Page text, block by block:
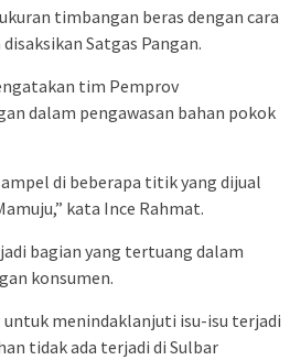
timbangan beras dengan cara
Satgas Pangan.
tim Pemprov
dalam pengawasan bahan pokok
di beberapa titik yang dijual
kata Ince Rahmat.
bagian yang tertuang dalam
konsumen.
untuk menindaklanjuti isu-isu terjadi
tidak ada terjadi di Sulbar